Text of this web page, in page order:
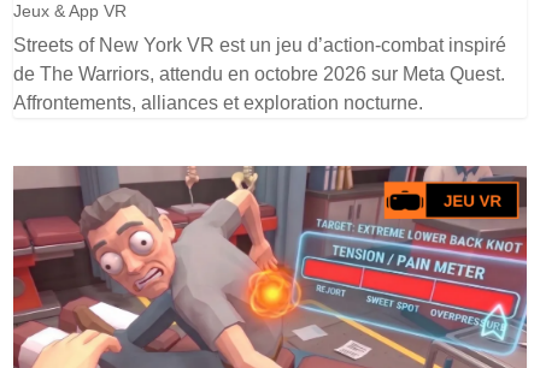
Jeux & App VR
Streets of New York VR est un jeu d’action-combat inspiré
de The Warriors, attendu en octobre 2026 sur Meta Quest.
Affrontements, alliances et exploration nocturne.